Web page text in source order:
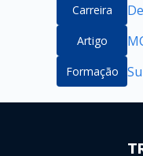
Carreira
Artigo
Formação